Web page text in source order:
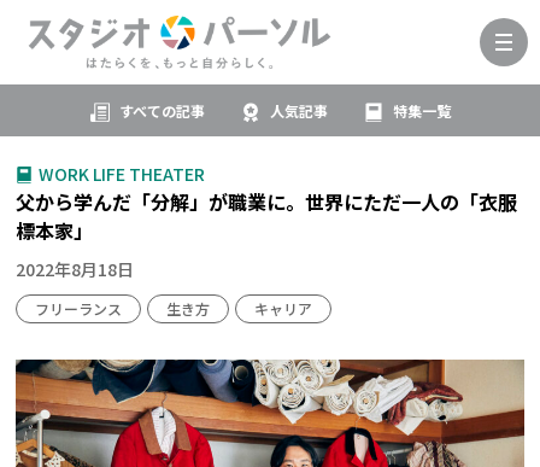
すべての記事 人気記事 特集一覧
WORK LIFE THEATER
父から学んだ「分解」が職業に。世界にただ一人の「衣服
標本家」
2022年8月18日
フリーランス 生き方 キャリア